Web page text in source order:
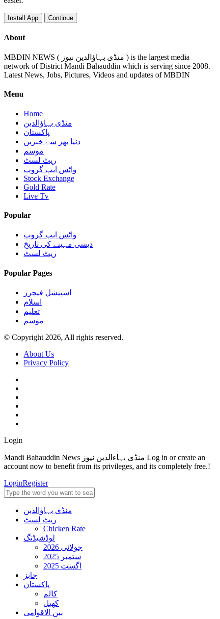
Install App Continue
About
MBDIN NEWS ( منڈی بہاؤالدین نیوز ) is the largest media
network of District Mandi Bahauddin which is serving since 2008.
Latest News, Jobs, Pictures, Videos and updates of MBDIN
Menu
Home
منڈی بہاؤالدین
پاکستان
دنیا بھر سے خبریں
موسم
ریٹ لسٹ
واٹس ایپ گروپ
Stock Exchange
Gold Rate
Live Tv
Popular
واٹس ایپ گروپ
دیسی مہینے کی تاریخ
ریٹ لسٹ
Popular Pages
اسپیشل فیچرز
اسلام
تعلیم
موسم
© Copyright 2026, All rights reserved.
About Us
Privacy Policy
Login
Mandi Bahauddin News منڈی بہاءالدین نیوز Log in or create an
account now to benefit from its privileges, and its completely free.!
LoginRegister
منڈی بہاؤالدین
ریٹ لسٹ
Chicken Rate
لوڈشیڈنگ
جولائی 2026
ستمبر 2025
اگست 2025
جابز
پاکستان
کالم
کھیل
بین الاقوامی